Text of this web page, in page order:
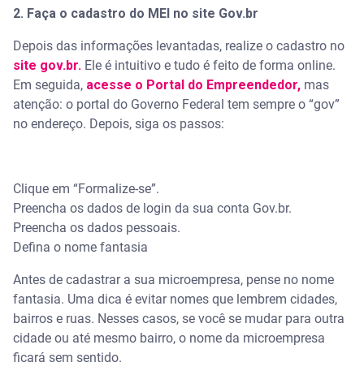
2. Faça o cadastro do MEI no site Gov.br
Depois das informações levantadas, realize o cadastro no
site gov.br. Ele é intuitivo e tudo é feito de forma online.
Em seguida, acesse o Portal do Empreendedor, mas
atenção: o portal do Governo Federal tem sempre o “gov”
no endereço. Depois, siga os passos:
Clique em “Formalize-se”.
Preencha os dados de login da sua conta Gov.br.
Preencha os dados pessoais.
Defina o nome fantasia
Antes de cadastrar a sua microempresa, pense no nome
fantasia. Uma dica é evitar nomes que lembrem cidades,
bairros e ruas. Nesses casos, se você se mudar para outra
cidade ou até mesmo bairro, o nome da microempresa
ficará sem sentido.